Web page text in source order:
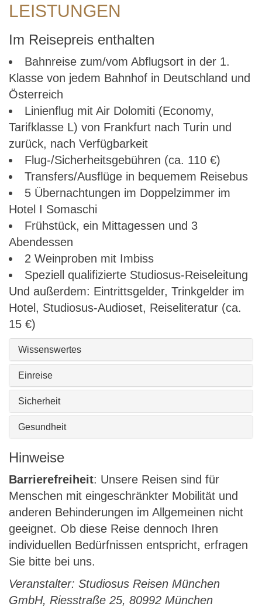
LEISTUNGEN
Im Reisepreis enthalten
Bahnreise zum/vom Abflugsort in der 1.
Klasse von jedem Bahnhof in Deutschland und
Österreich
Linienflug mit Air Dolomiti (Economy,
Tarifklasse L) von Frankfurt nach Turin und
zurück, nach Verfügbarkeit
Flug-/Sicherheitsgebühren (ca. 110 €)
Transfers/Ausflüge in bequemem Reisebus
5 Übernachtungen im Doppelzimmer im
Hotel I Somaschi
Frühstück, ein Mittagessen und 3
Abendessen
2 Weinproben mit Imbiss
Speziell qualifizierte Studiosus-Reiseleitung
Und außerdem: Eintrittsgelder, Trinkgelder im
Hotel, Studiosus-Audioset, Reiseliteratur (ca.
15 €)
Wissenswertes
Einreise
Sicherheit
Gesundheit
Hinweise
Barrierefreiheit: Unsere Reisen sind für
Menschen mit eingeschränkter Mobilität und
anderen Behinderungen im Allgemeinen nicht
geeignet. Ob diese Reise dennoch Ihren
individuellen Bedürfnissen entspricht, erfragen
Sie bitte bei uns.
Veranstalter: Studiosus Reisen München
GmbH, Riesstraße 25, 80992 München